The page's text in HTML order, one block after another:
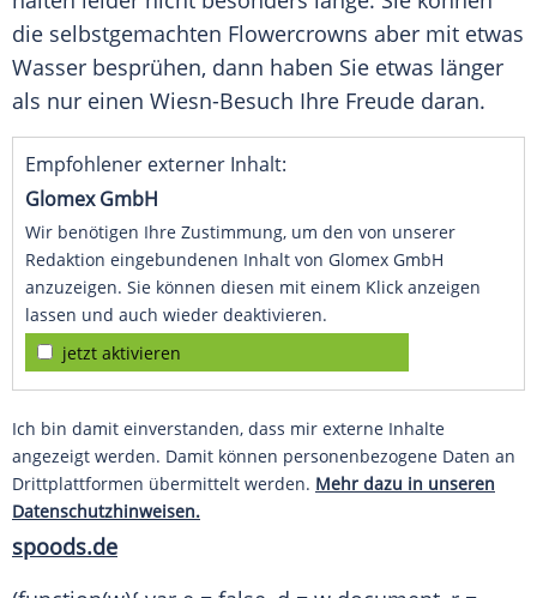
die selbstgemachten Flowercrowns aber mit etwas
Wasser besprühen, dann haben Sie etwas länger
als nur einen Wiesn-Besuch Ihre Freude daran.
Empfohlener externer Inhalt:
Glomex GmbH
Wir benötigen Ihre Zustimmung, um den von unserer
Redaktion eingebundenen Inhalt von Glomex GmbH
anzuzeigen. Sie können diesen mit einem Klick anzeigen
lassen und auch wieder deaktivieren.
jetzt aktivieren
Ich bin damit einverstanden, dass mir externe Inhalte
angezeigt werden. Damit können personenbezogene Daten an
Drittplattformen übermittelt werden. Mehr dazu in unseren
Datenschutzhinweisen.
spoods.de